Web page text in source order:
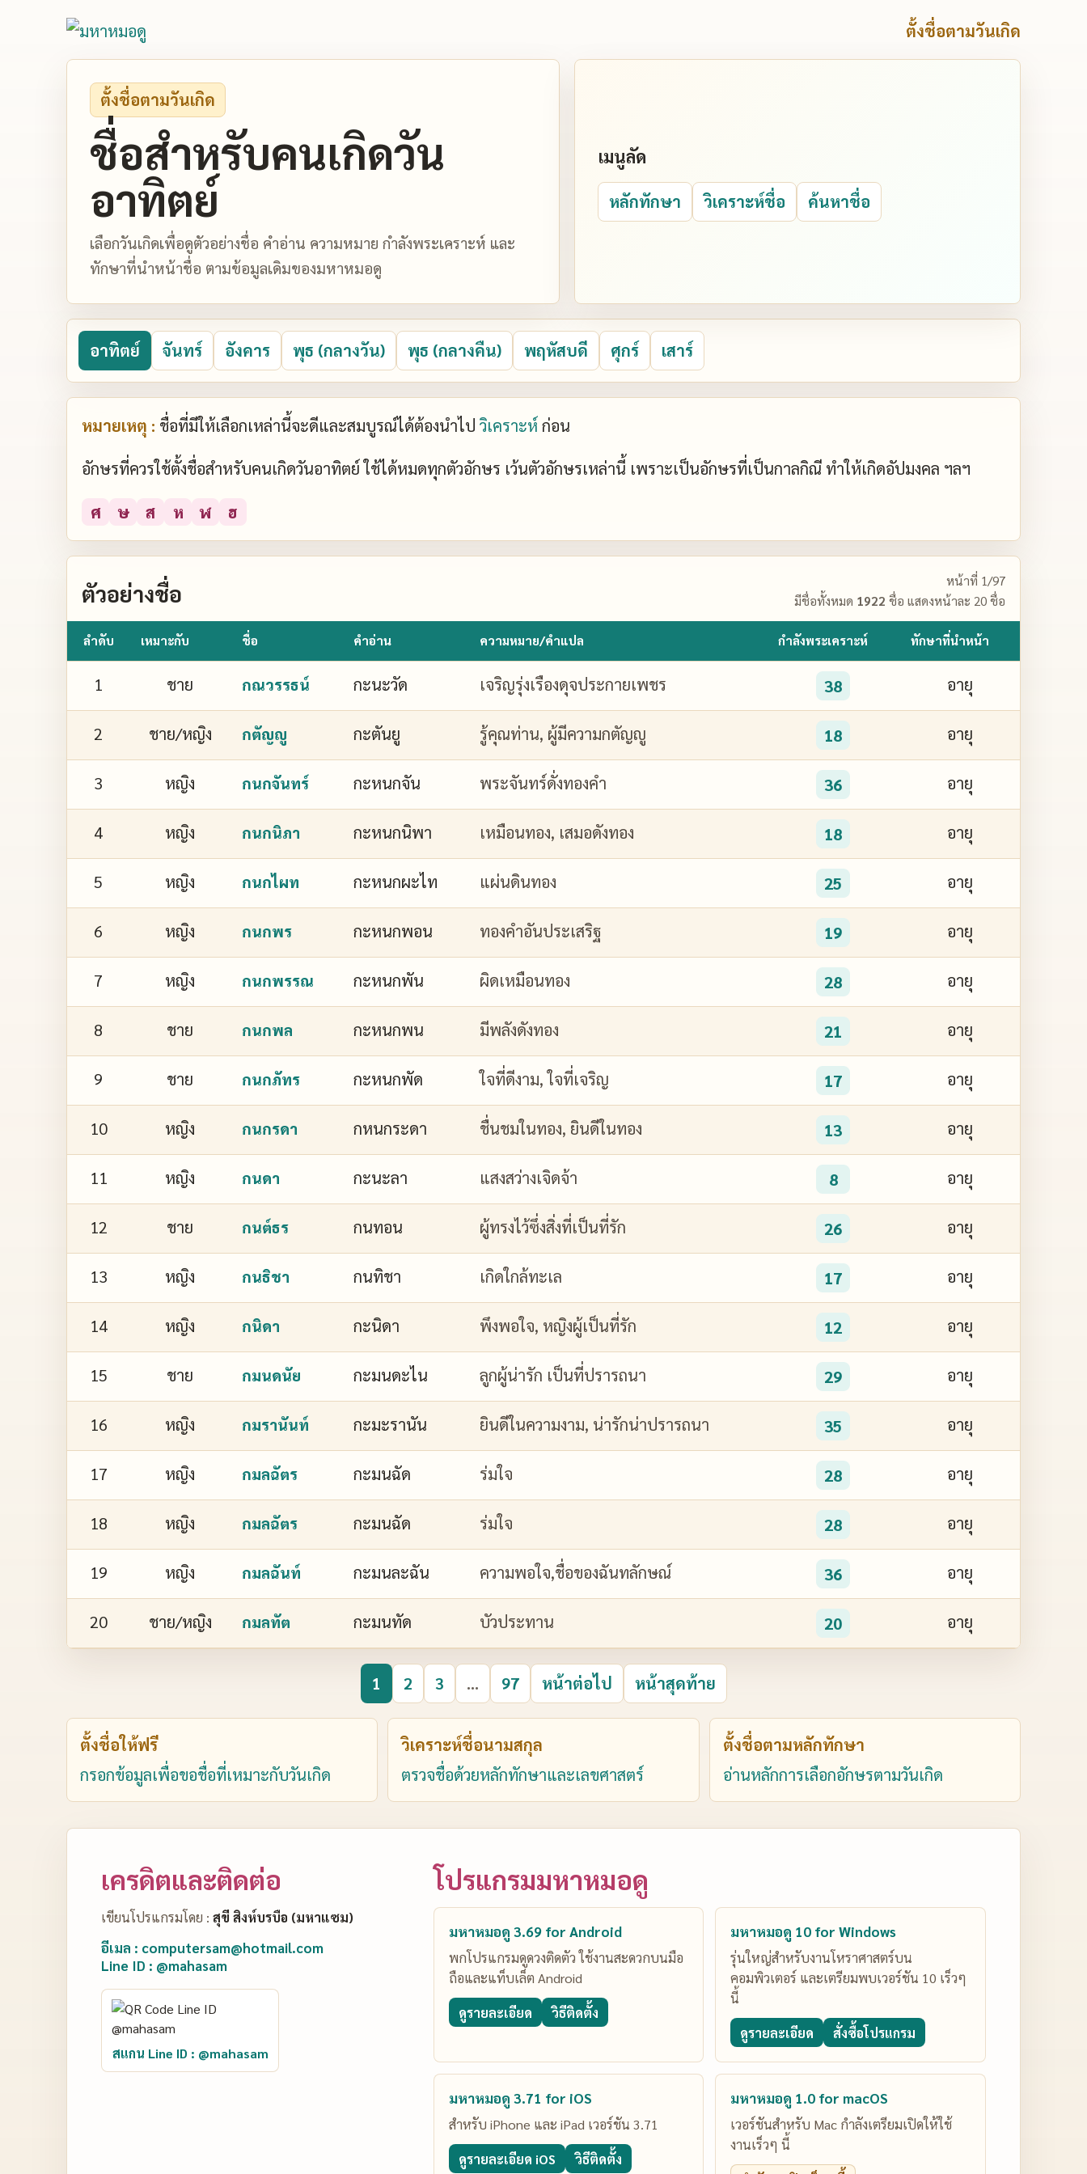
ตั้งชื่อตามวันเกิด
ตั้งชื่อตามวันเกิด
ชื่อสำหรับคนเกิดวัน
อาทิตย์
เลือกวันเกิดเพื่อดูตัวอย่างชื่อ คำอ่าน ความหมาย กำลังพระเคราะห์ และ
ทักษาที่นำหน้าชื่อ ตามข้อมูลเดิมของมหาหมอดู
เมนูลัด
หลักทักษา วิเคราะห์ชื่อ ค้นหาชื่อ
อาทิตย์ จันทร์ อังคาร พุธ (กลางวัน) พุธ (กลางคืน) พฤหัสบดี ศุกร์ เสาร์
หมายเหตุ : ชื่อที่มีให้เลือกเหล่านี้จะดีและสมบูรณ์ได้ต้องนำไป วิเคราะห์ ก่อน
อักษรที่ควรใช้ตั้งชื่อสำหรับคนเกิดวันอาทิตย์ ใช้ได้หมดทุกตัวอักษร เว้นตัวอักษรเหล่านี้ เพราะเป็นอักษรที่เป็นกาลกิณี ทำให้เกิดอัปมงคล ฯลฯ
ศ ษ ส ห ฬ ฮ
ตัวอย่างชื่อ
หน้าที่ 1/97
มีชื่อทั้งหมด 1922 ชื่อ แสดงหน้าละ 20 ชื่อ
ลำดับ เหมาะกับ ชื่อ คำอ่าน ความหมาย/คำแปล กำลังพระเคราะห์ ทักษาที่นำหน้า
1 ชาย กณวรรธน์ กะนะวัด เจริญรุ่งเรืองดุจประกายเพชร 38 อายุ
2 ชาย/หญิง กตัญญู กะตันยู รู้คุณท่าน, ผู้มีความกตัญญู 18 อายุ
3 หญิง กนกจันทร์ กะหนกจัน พระจันทร์ดั่งทองคำ 36 อายุ
4 หญิง กนกนิภา กะหนกนิพา เหมือนทอง, เสมอดังทอง 18 อายุ
5 หญิง กนกไผท กะหนกผะไท แผ่นดินทอง 25 อายุ
6 หญิง กนกพร กะหนกพอน ทองคำอันประเสริฐ 19 อายุ
7 หญิง กนกพรรณ กะหนกพัน ผิดเหมือนทอง 28 อายุ
8 ชาย กนกพล กะหนกพน มีพลังดังทอง 21 อายุ
9 ชาย กนกภัทร กะหนกพัด ใจที่ดีงาม, ใจที่เจริญ 17 อายุ
10 หญิง กนกรดา กหนกระดา ชื่นชมในทอง, ยินดีในทอง 13 อายุ
11 หญิง กนดา กะนะลา แสงสว่างเจิดจ้า 8 อายุ
12 ชาย กนต์ธร กนทอน ผู้ทรงไว้ซึ่งสิ่งที่เป็นที่รัก 26 อายุ
13 หญิง กนธิชา กนทิชา เกิดใกล้ทะเล 17 อายุ
14 หญิง กนิดา กะนิดา พึงพอใจ, หญิงผู้เป็นที่รัก 12 อายุ
15 ชาย กมนดนัย กะมนดะไน ลูกผู้น่ารัก เป็นที่ปรารถนา 29 อายุ
16 หญิง กมรานันท์ กะมะรานัน ยินดีในความงาม, น่ารักน่าปรารถนา 35 อายุ
17 หญิง กมลฉัตร กะมนฉัด ร่มใจ 28 อายุ
18 หญิง กมลฉัตร กะมนฉัด ร่มใจ 28 อายุ
19 หญิง กมลฉันท์ กะมนละฉัน ความพอใจ,ชื่อของฉันทลักษณ์ 36 อายุ
20 ชาย/หญิง กมลทัต กะมนทัด บัวประทาน 20 อายุ
1 2 3 ... 97 หน้าต่อไป หน้าสุดท้าย
ตั้งชื่อให้ฟรี
กรอกข้อมูลเพื่อขอชื่อที่เหมาะกับวันเกิด
วิเคราะห์ชื่อนามสกุล
ตรวจชื่อด้วยหลักทักษาและเลขศาสตร์
ตั้งชื่อตามหลักทักษา
อ่านหลักการเลือกอักษรตามวันเกิด
เครดิตและติดต่อ
เขียนโปรแกรมโดย : สุขี สิงห์บรบือ (มหาแซม)
อีเมล : computersam@hotmail.com
Line ID : @mahasam
สแกน Line ID : @mahasam
โปรแกรมมหาหมอดู
มหาหมอดู 3.69 for Android
พกโปรแกรมดูดวงติดตัว ใช้งานสะดวกบนมือ
ถือและแท็บเล็ต Android
ดูรายละเอียด วิธีติดตั้ง
มหาหมอดู 10 for Windows
รุ่นใหญ่สำหรับงานโหราศาสตร์บน
คอมพิวเตอร์ และเตรียมพบเวอร์ชัน 10 เร็วๆ
นี้
ดูรายละเอียด สั่งซื้อโปรแกรม
มหาหมอดู 3.71 for iOS
สำหรับ iPhone และ iPad เวอร์ชัน 3.71
ดูรายละเอียด iOS วิธีติดตั้ง
มหาหมอดู 1.0 for macOS
เวอร์ชันสำหรับ Mac กำลังเตรียมเปิดให้ใช้
งานเร็วๆ นี้